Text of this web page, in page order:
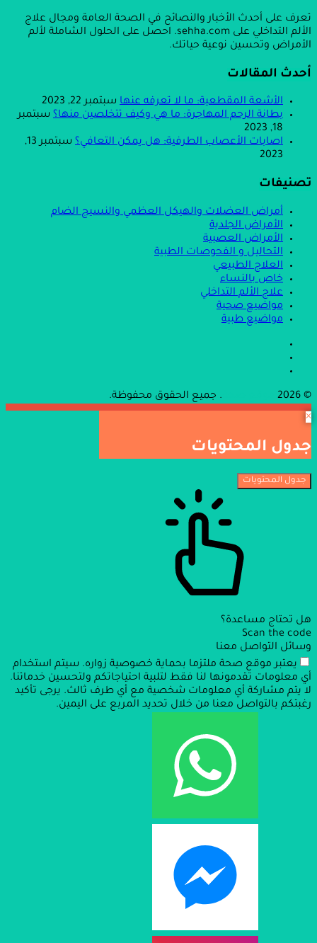
تعرف على أحدث الأخبار والنصائح في الصحة العامة ومجال علاج
الألم التداخلي على sehha.com. احصل على الحلول الشاملة لألم
الأمراض وتحسين نوعية حياتك.
أحدث المقالات
الأشعة المقطعية: ما لا تعرفه عنها سبتمبر 22, 2023
بطانة الرحم المهاجرة: ما هي وكيف تتخلصين منها؟ سبتمبر
18, 2023
اصابات الأعصاب الطرفية: هل يمكن التعافي؟
سبتمبر 13,
2023
تصنيفات
أمراض العضلات والهيكل العظمي والنسيج الضام
الأمراض الجلدية
الأمراض العصبية
التحاليل و الفحوصات الطبية
العلاج الطبيعي
خاص بالنساء
علاج الألم التداخلي
مواضيع صحية
مواضيع طبية
© 2026
. جميع الحقوق محفوظة.
×
جدول المحتويات
جدول المحتويات
هل تحتاج مساعدة؟
Scan the code
وسائل التواصل معنا
يعتبر موقع صحة ملتزما بحماية خصوصية زواره. سيتم استخدام
أي معلومات تقدمونها لنا فقط لتلبية احتياجاتكم ولتحسين خدماتنا.
لا يتم مشاركة أي معلومات شخصية مع أي طرف ثالث. يرجى تأكيد
رغبتكم بالتواصل معنا من خلال تحديد المربع على اليمين.